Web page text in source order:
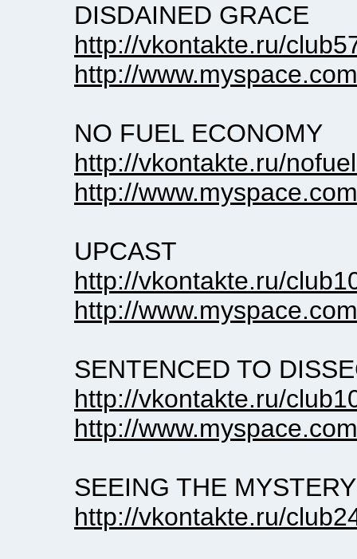
DISDAINED GRACE
http://vkontakte.ru/
http://
NO FUEL ECONOMY
http://vkontakte.ru/
http://
UPCAST
http://vkontakte.ru/
http://
SENTENCED TO
http://vkontakte.ru/
http://
SEEING THE MYSTERY
http://vkontakte.ru/